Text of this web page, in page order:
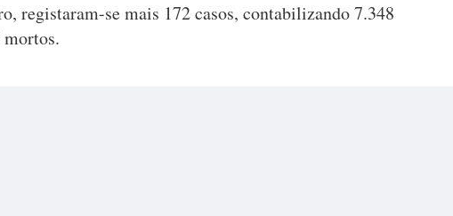
registaram-se mais 172 casos, contabilizando 7.348
mortos.